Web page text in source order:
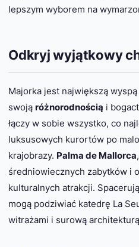
lepszym wyborem na
Odkryj wyjątkowy
Majorka jest największą
swoją różnorodnością i
łączy w sobie wszystko, co
luksusowych kurortów po
krajobrazy. Palma de Mallorca
średniowiecznych zabytków i
kulturalnych atrakcji.
mogą podziwiać katedrę La
witrażami i surową